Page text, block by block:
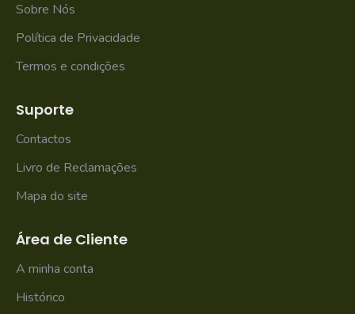
Sobre Nós
Política de Privacidade
Termos e condições
Suporte
Contactos
Livro de Reclamações
Mapa do site
Área de Cliente
A minha conta
Histórico